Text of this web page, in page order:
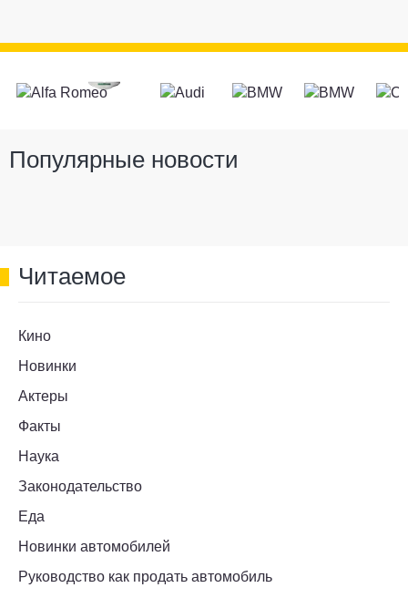
Популярные новости
Читаемое
Кино
Новинки
Актеры
Факты
Наука
Законодательство
Еда
Новинки автомобилей
Руководство как продать автомобиль